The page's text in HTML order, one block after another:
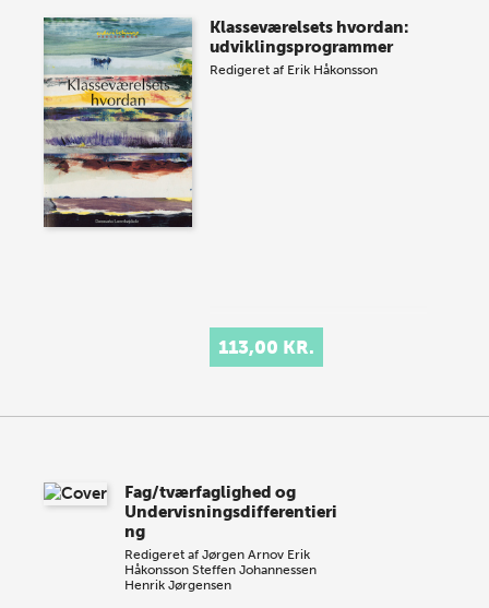
Klasseværelsets hvordan:
udviklingsprogrammer
Redigeret af Erik Håkonsson
113,00 KR.
Fag/tværfaglighed og
Undervisningsdifferentieri
ng
Redigeret af Jørgen Arnov Erik
Håkonsson Steffen Johannessen
Henrik Jørgensen